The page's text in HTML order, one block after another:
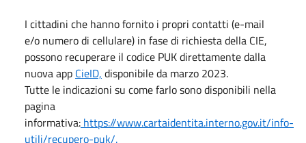
I cittadini che hanno fornito i propri contatti (e-mail
e/o numero di cellulare) in fase di richiesta della CIE,
possono recuperare il codice PUK direttamente dalla
nuova app CieID, disponibile da marzo 2023.
Tutte le indicazioni su come farlo sono disponibili nella
pagina
informativa: https://www.cartaidentita.interno.gov.it/info-
utili/recupero-puk/.